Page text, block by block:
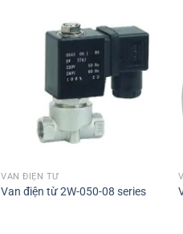
VAN ĐIỆN TỪ
Van điện từ 2W-050-08 series